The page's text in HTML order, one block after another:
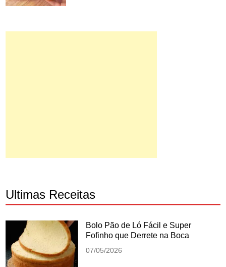
Ultimas Receitas
Bolo Pão de Ló Fácil e Super
Fofinho que Derrete na Boca
07/05/2026